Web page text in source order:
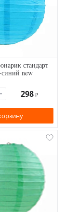
стандарт
синий new
298 ₽